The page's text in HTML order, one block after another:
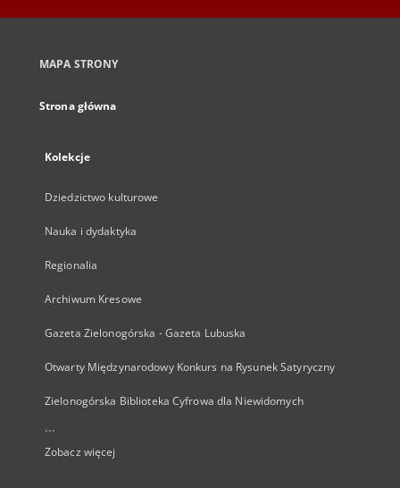
MAPA STRONY
Strona główna
Kolekcje
Dziedzictwo kulturowe
Nauka i dydaktyka
Regionalia
Archiwum Kresowe
Gazeta Zielonogórska - Gazeta Lubuska
Otwarty Międzynarodowy Konkurs na Rysunek Satyryczny
Zielonogórska Biblioteka Cyfrowa dla Niewidomych
...
Zobacz więcej